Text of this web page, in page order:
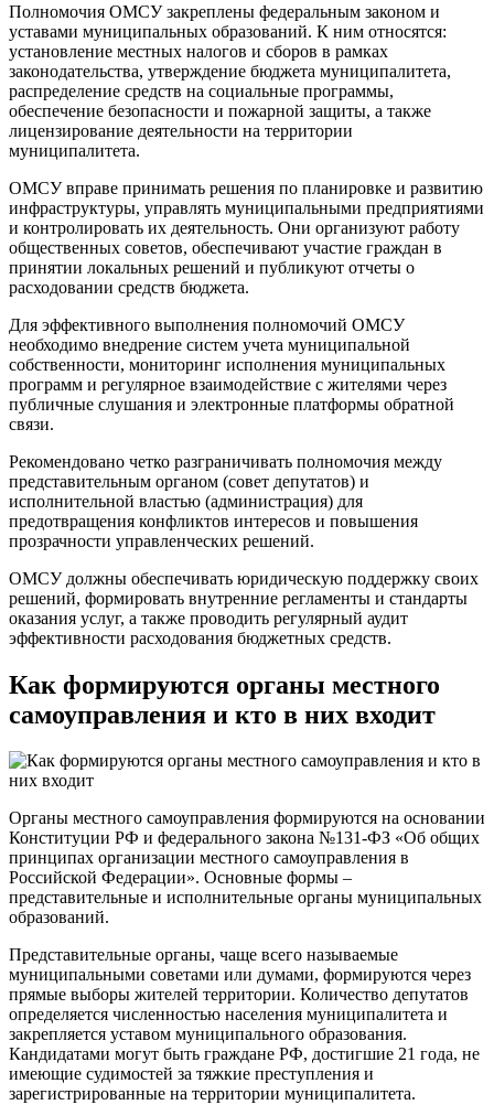
Полномочия ОМСУ закреплены федеральным законом и
уставами муниципальных образований. К ним относятся:
установление местных налогов и сборов в рамках
законодательства, утверждение бюджета муниципалитета,
распределение средств на социальные программы,
обеспечение безопасности и пожарной защиты, а также
лицензирование деятельности на территории
муниципалитета.
ОМСУ вправе принимать решения по планировке и развитию
инфраструктуры, управлять муниципальными предприятиями
и контролировать их деятельность. Они организуют работу
общественных советов, обеспечивают участие граждан в
принятии локальных решений и публикуют отчеты о
расходовании средств бюджета.
Для эффективного выполнения полномочий ОМСУ
необходимо внедрение систем учета муниципальной
собственности, мониторинг исполнения муниципальных
программ и регулярное взаимодействие с жителями через
публичные слушания и электронные платформы обратной
связи.
Рекомендовано четко разграничивать полномочия между
представительным органом (совет депутатов) и
исполнительной властью (администрация) для
предотвращения конфликтов интересов и повышения
прозрачности управленческих решений.
ОМСУ должны обеспечивать юридическую поддержку своих
решений, формировать внутренние регламенты и стандарты
оказания услуг, а также проводить регулярный аудит
эффективности расходования бюджетных средств.
Как формируются органы местного
самоуправления и кто в них входит
Органы местного самоуправления формируются на основании
Конституции РФ и федерального закона №131-ФЗ «Об общих
принципах организации местного самоуправления в
Российской Федерации». Основные формы –
представительные и исполнительные органы муниципальных
образований.
Представительные органы, чаще всего называемые
муниципальными советами или думами, формируются через
прямые выборы жителей территории. Количество депутатов
определяется численностью населения муниципалитета и
закрепляется уставом муниципального образования.
Кандидатами могут быть граждане РФ, достигшие 21 года, не
имеющие судимостей за тяжкие преступления и
зарегистрированные на территории муниципалитета.